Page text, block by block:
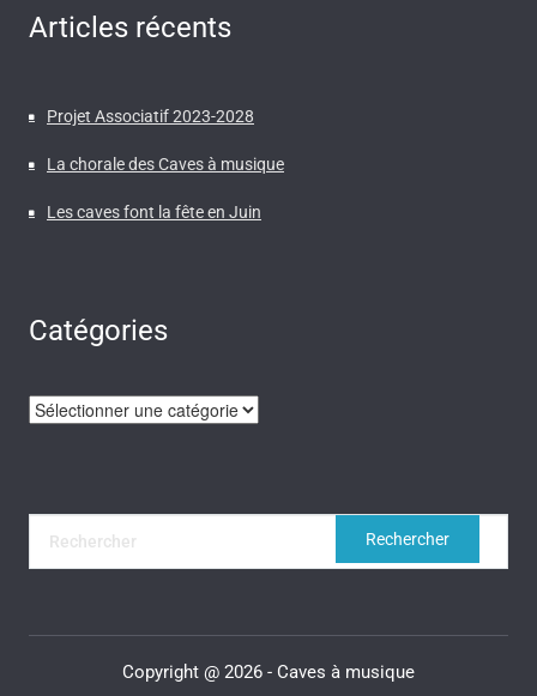
Articles récents
Projet Associatif 2023-2028
La chorale des Caves à musique
Les caves font la fête en Juin
Catégories
Catégories
Copyright @ 2026 - Caves à musique